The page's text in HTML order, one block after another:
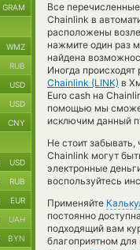
Все
Chainlink в
расположены
нажмите один раз
найдена
Иногда
Chainlink (LINK) в
Euro cash на
помощью мы
исключим данный
Не стоит
Chainlink могут
электронные
воспользуйтесь
Применяйте
постоянно
подходящий вам
благоприятном
GRAM
WMZ
RUB
USD
USD
CNY
USD
RUB
EUR
UAH
BYN